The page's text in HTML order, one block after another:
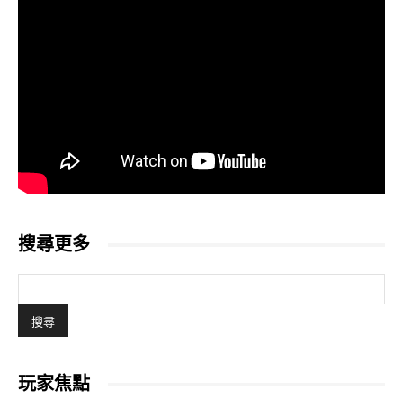
搜尋更多
玩家焦點